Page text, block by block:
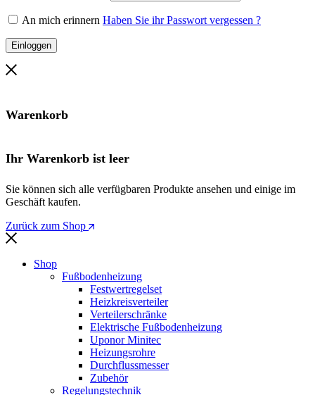
An mich erinnern Haben Sie ihr Passwort vergessen ?
Einloggen
Warenkorb
Ihr Warenkorb ist leer
Sie können sich alle verfügbaren Produkte ansehen und einige im
Geschäft kaufen.
Zurück zum Shop
Shop
Fußbodenheizung
Festwertregelset
Heizkreisverteiler
Verteilerschränke
Elektrische Fußbodenheizung
Uponor Minitec
Heizungsrohre
Durchflussmesser
Zubehör
Regelungstechnik